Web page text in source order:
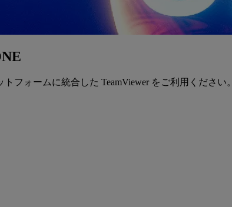
フォームに統合した TeamViewer をご利用ください。